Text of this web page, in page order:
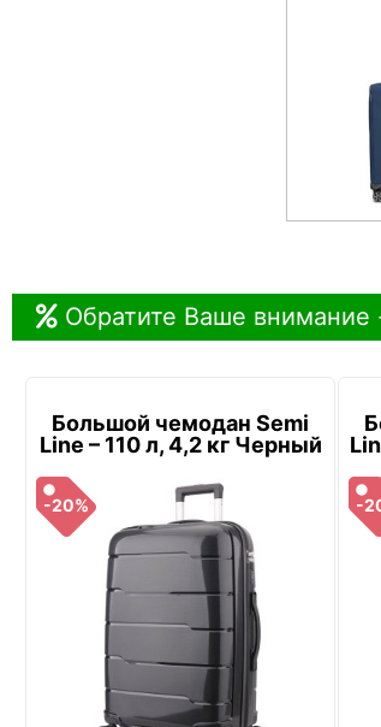
Обратите Ваше
Большой чемодан Semi
Line – 110 л, 4,2 кг Черный
-20% -